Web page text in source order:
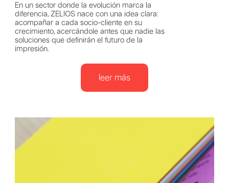
En un sector donde la evolución marca la
diferencia, ZELIOS nace con una idea clara:
acompañar a cada socio-cliente en su
crecimiento, acercándole antes que nadie las
soluciones que definirán el futuro de la
impresión.
leer más